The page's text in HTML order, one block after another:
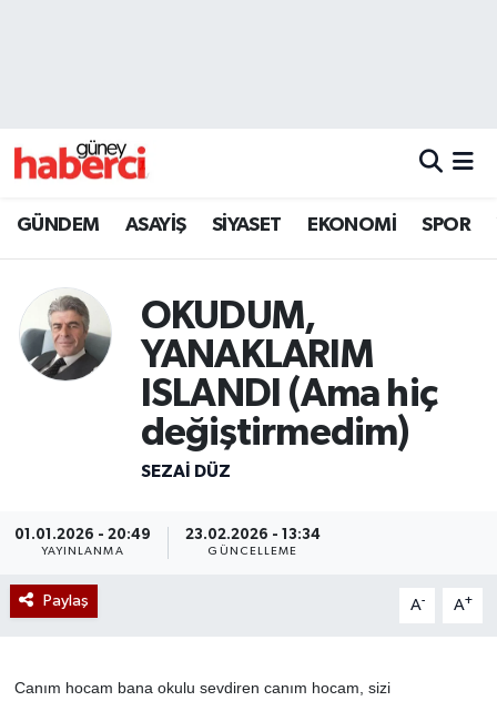
GÜNDEM ASAYİŞ SİYASET EKONOMİ SPOR
OKUDUM,
YANAKLARIM
ISLANDI (Ama hiç
değiştirmedim)
SEZAI DÜZ
01.01.2026 - 20:49
YAYINLANMA
23.02.2026 - 13:34
GÜNCELLEME
Paylaş A- A+
Canım hocam bana okulu sevdiren canım hocam, sizi
Beyoğlu Trafik Yoğunluk Haritası
Son Dakika Haberleri
Haber Arşivi